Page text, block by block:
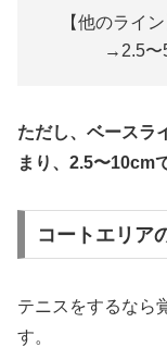
【他のライン
→2.5〜
ただし、ベースラ
まり、2.5〜10cm
コートエリア
テニスをするなら
す。